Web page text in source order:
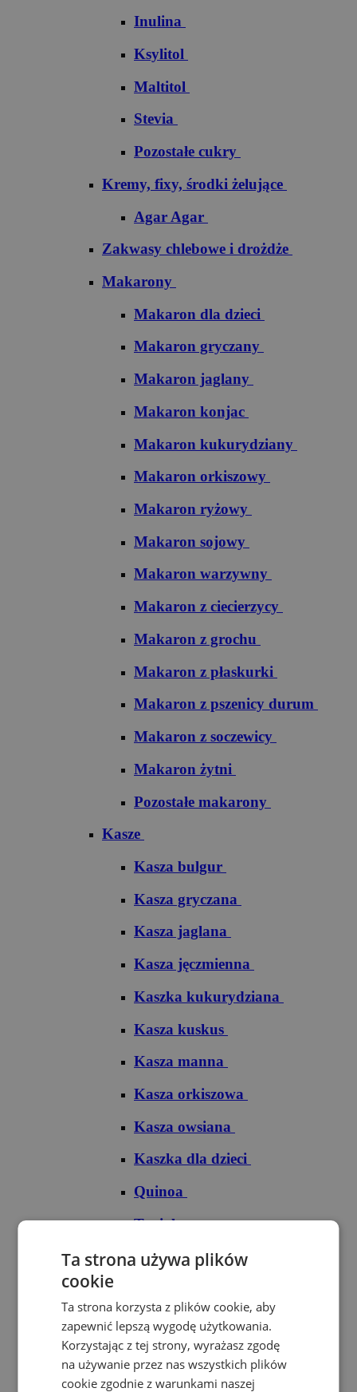
Inulina
Ksylitol
Maltitol
Stevia
Pozostałe cukry
Kremy, fixy, środki żelujące
Agar Agar
Zakwasy chlebowe i drożdże
Makarony
Makaron dla dzieci
Makaron gryczany
Makaron jaglany
Makaron konjac
Makaron kukurydziany
Makaron orkiszowy
Makaron ryżowy
Makaron sojowy
Makaron warzywny
Makaron z ciecierzycy
Makaron z grochu
Makaron z płaskurki
Makaron z pszenicy durum
Makaron z soczewicy
Makaron żytni
Pozostałe makarony
Kasze
Kasza bulgur
Kasza gryczana
Kasza jaglana
Kasza jęczmienna
Kaszka kukurydziana
Kasza kuskus
Kasza manna
Kasza orkiszowa
Kasza owsiana
Kaszka dla dzieci
Quinoa
Tapioka
Ryże
Ryż basmati
Ryż biały
Ryż brązowy
Ta strona używa plików
cookie
Ta strona korzysta z plików cookie, aby
zapewnić lepszą wygodę użytkowania.
Korzystając z tej strony, wyrażasz zgodę
na używanie przez nas wszystkich plików
cookie zgodnie z warunkami naszej